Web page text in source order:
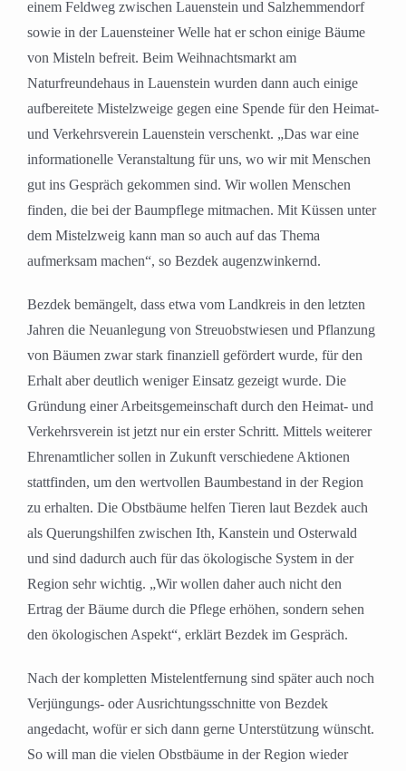
einem Feldweg zwischen Lauenstein und Salzhemmendorf
sowie in der Lauensteiner Welle hat er schon einige Bäume
von Misteln befreit. Beim Weihnachtsmarkt am
Naturfreundehaus in Lauenstein wurden dann auch einige
aufbereitete Mistelzweige gegen eine Spende für den Heimat-
und Verkehrsverein Lauenstein verschenkt. „Das war eine
informationelle Veranstaltung für uns, wo wir mit Menschen
gut ins Gespräch gekommen sind. Wir wollen Menschen
finden, die bei der Baumpflege mitmachen. Mit Küssen unter
dem Mistelzweig kann man so auch auf das Thema
aufmerksam machen“, so Bezdek augenzwinkernd.
Bezdek bemängelt, dass etwa vom Landkreis in den letzten
Jahren die Neuanlegung von Streuobstwiesen und Pflanzung
von Bäumen zwar stark finanziell gefördert wurde, für den
Erhalt aber deutlich weniger Einsatz gezeigt wurde. Die
Gründung einer Arbeitsgemeinschaft durch den Heimat- und
Verkehrsverein ist jetzt nur ein erster Schritt. Mittels weiterer
Ehrenamtlicher sollen in Zukunft verschiedene Aktionen
stattfinden, um den wertvollen Baumbestand in der Region
zu erhalten. Die Obstbäume helfen Tieren laut Bezdek auch
als Querungshilfen zwischen Ith, Kanstein und Osterwald
und sind dadurch auch für das ökologische System in der
Region sehr wichtig. „Wir wollen daher auch nicht den
Ertrag der Bäume durch die Pflege erhöhen, sondern sehen
den ökologischen Aspekt“, erklärt Bezdek im Gespräch.
Nach der kompletten Mistelentfernung sind später auch noch
Verjüngungs- oder Ausrichtungsschnitte von Bezdek
angedacht, wofür er sich dann gerne Unterstützung wünscht.
So will man die vielen Obstbäume in der Region wieder